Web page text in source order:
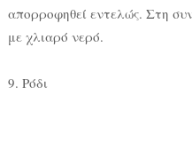
απορροφηθεί εντελώς. Στη
με χλιαρό νερό.
9. Ρόδι